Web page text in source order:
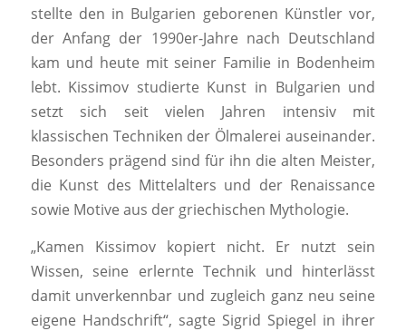
stellte den in Bulgarien geborenen Künstler vor,
der Anfang der 1990er-Jahre nach Deutschland
kam und heute mit seiner Familie in Bodenheim
lebt. Kissimov studierte Kunst in Bulgarien und
setzt sich seit vielen Jahren intensiv mit
klassischen Techniken der Ölmalerei auseinander.
Besonders prägend sind für ihn die alten Meister,
die Kunst des Mittelalters und der Renaissance
sowie Motive aus der griechischen Mythologie.
„Kamen Kissimov kopiert nicht. Er nutzt sein
Wissen, seine erlernte Technik und hinterlässt
damit unverkennbar und zugleich ganz neu seine
eigene Handschrift“, sagte Sigrid Spiegel in ihrer